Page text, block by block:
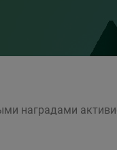
наградами